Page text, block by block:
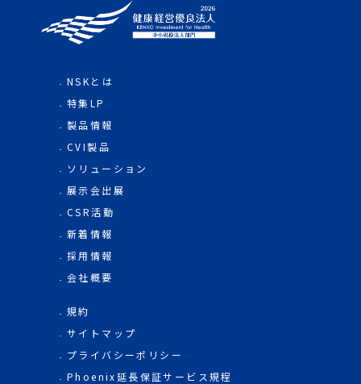
NSKとは
特集LP
製品情報
CVI製品
ソリューション
展示会出展
CSR活動
新着情報
採用情報
会社概要
規約
サイトマップ
プライバシーポリシー
Phoenix延長保証サービス規程